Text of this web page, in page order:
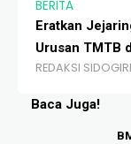
BERITA
Eratkan
Urusan TMTB
REDAKSI
Baca Juga!